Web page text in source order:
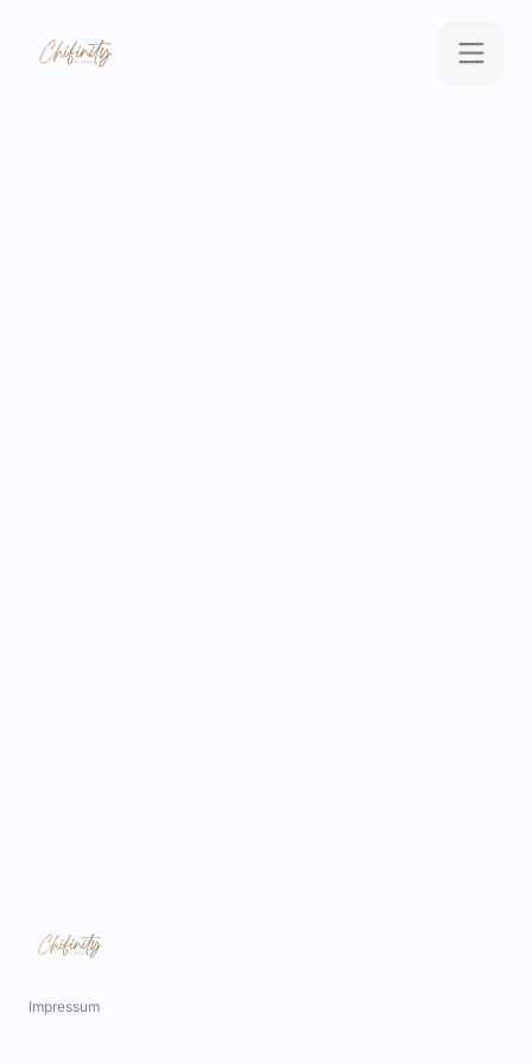
Impressum